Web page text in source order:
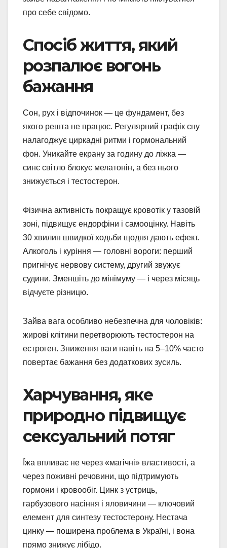
про себе свідомо.
Спосіб життя, який
розпалює вогонь
бажання
Сон, рух і відпочинок — це фундамент, без
якого решта не працює. Регулярний графік сну
налагоджує циркадні ритми і гормональний
фон. Уникайте екрану за годину до ліжка —
синє світло блокує мелатонін, а без нього
знижується і тестостерон.
Фізична активність покращує кровотік у тазовій
зоні, підвищує ендорфіни і самооцінку. Навіть
30 хвилин швидкої ходьби щодня дають ефект.
Алкоголь і куріння — головні вороги: перший
пригнічує нервову систему, другий звужує
судини. Зменшіть до мінімуму — і через місяць
відчуєте різницю.
Зайва вага особливо небезпечна для чоловіків:
жирові клітини перетворюють тестостерон на
естроген. Зниження ваги навіть на 5–10% часто
повертає бажання без додаткових зусиль.
Харчування, яке
природно підвищує
сексуальний потяг
Їжа впливає не через «магічні» властивості, а
через поживні речовини, що підтримують
гормони і кровообіг. Цинк з устриць,
гарбузового насіння і яловичини — ключовий
елемент для синтезу тестостерону. Нестача
цинку — поширена проблема в Україні, і вона
прямо знижує лібідо.